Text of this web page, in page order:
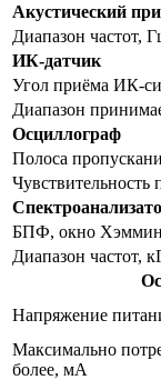
Акустический
Диапазон частот,
ИК-датчик
Угол приёма ИК-
Диапазон
Осциллограф
Полоса
Чувствительность
БПФ, окно
Диапазон частот,
Напряжение
Максимально
более, мА